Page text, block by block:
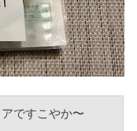
ですこやか〜